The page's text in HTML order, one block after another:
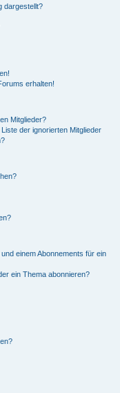
dargestellt?
erhalten!
Mitglieder?
der ignorierten Mitglieder
einem Abonnements für ein
ein Thema abonnieren?